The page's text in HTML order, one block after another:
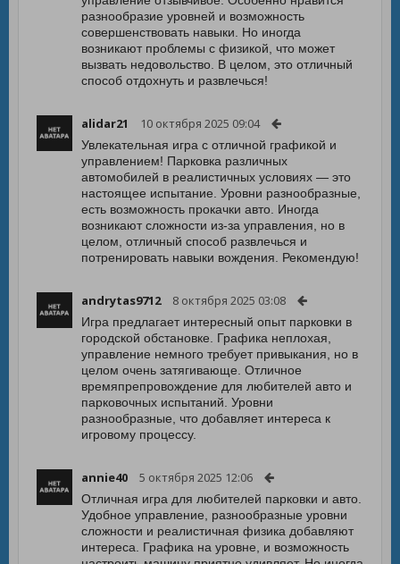
разнообразие уровней и возможность
совершенствовать навыки. Но иногда
возникают проблемы с физикой, что может
вызвать недовольство. В целом, это отличный
способ отдохнуть и развлечься!
alidar21 10 октября 2025 09:04
Увлекательная игра с отличной графикой и
управлением! Парковка различных
автомобилей в реалистичных условиях — это
настоящее испытание. Уровни разнообразные,
есть возможность прокачки авто. Иногда
возникают сложности из-за управления, но в
целом, отличный способ развлечься и
потренировать навыки вождения. Рекомендую!
andrytas9712 8 октября 2025 03:08
Игра предлагает интересный опыт парковки в
городской обстановке. Графика неплохая,
управление немного требует привыкания, но в
целом очень затягивающе. Отличное
времяпрепровождение для любителей авто и
парковочных испытаний. Уровни
разнообразные, что добавляет интереса к
игровому процессу.
annie40 5 октября 2025 12:06
Отличная игра для любителей парковки и авто.
Удобное управление, разнообразные уровни
сложности и реалистичная физика добавляют
интереса. Графика на уровне, и возможность